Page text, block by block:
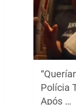
Polícia
Após …